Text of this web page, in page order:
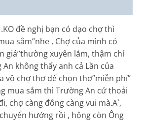
đề nghị bạn có dạo chợ thì
sắm”nhe , Chợ của mình có
giá”thường xuyên lắm, thậm chí
An không thấy anh cả Lần của
vô chợ thơ để chọn thơ”miễn phí”
mua sắm thì Trường An cứ thoải
chợ càng đông càng vui mà.A`,
hướng rồi , hông còn Ông